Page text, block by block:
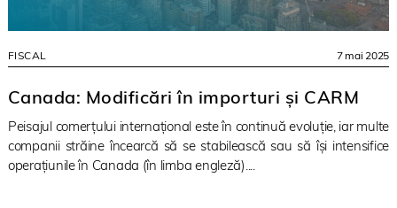
FISCAL 7 mai 2025
Canada: Modificări în importuri și CARM
Peisajul comerțului internațional este în continuă evoluție, iar multe
companii străine încearcă să se stabilească sau să își intensifice
operațiunile în Canada (în limba engleză)....